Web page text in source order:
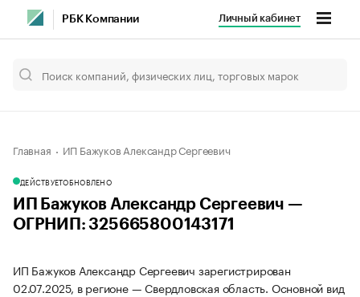
РБК Компании Личный кабинет
Главная ИП Бажуков Александр Сергеевич
ДЕЙСТВУЕТОБНОВЛЕНО
ИП Бажуков Александр Сергеевич —
ОГРНИП: 325665800143171
ИП Бажуков Александр Сергеевич зарегистрирован
02.07.2025, в регионе — Свердловская область. Основной вид